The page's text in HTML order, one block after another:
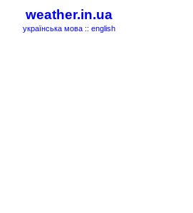
weather.in.ua
українська мова :: english